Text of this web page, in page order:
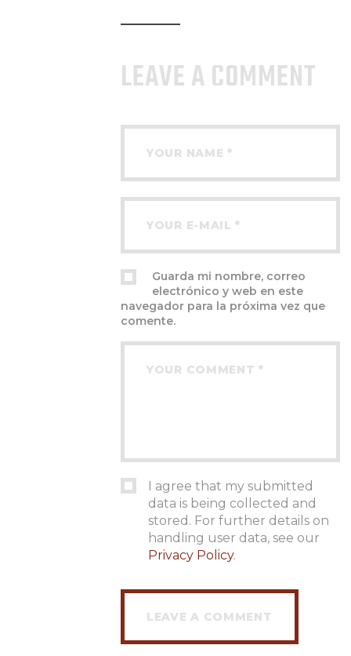
LEAVE A COMMENT
Guarda mi nombre, correo
electrónico y web en este
navegador para la próxima vez que
comente.
I agree that my submitted
data is being collected and
stored. For further details on
handling user data, see our
Privacy Policy.